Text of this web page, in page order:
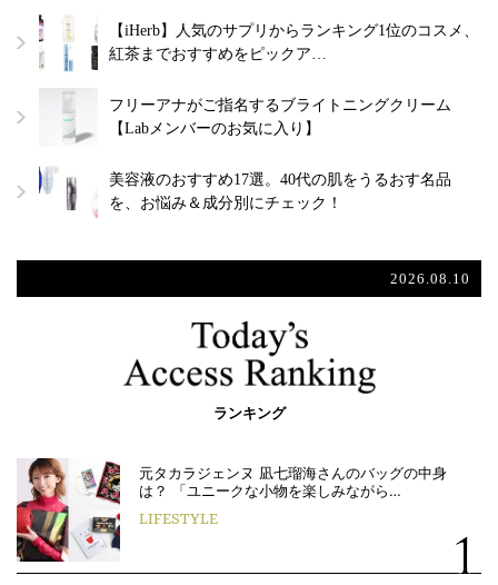
【iHerb】人気のサプリからランキング1位のコスメ、
紅茶までおすすめをピックア…
フリーアナがご指名するブライトニングクリーム
【Labメンバーのお気に入り】
美容液のおすすめ17選。40代の肌をうるおす名品
を、お悩み＆成分別にチェック！
2026.08.10
ランキング
元タカラジェンヌ 凪七瑠海さんのバッグの中身
は？ 「ユニークな小物を楽しみながら…
LIFESTYLE